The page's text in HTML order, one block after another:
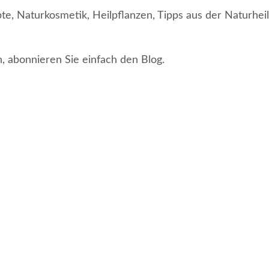
Naturkosmetik, Heilpflanzen, Tipps aus der
Sie einfach den Blog.